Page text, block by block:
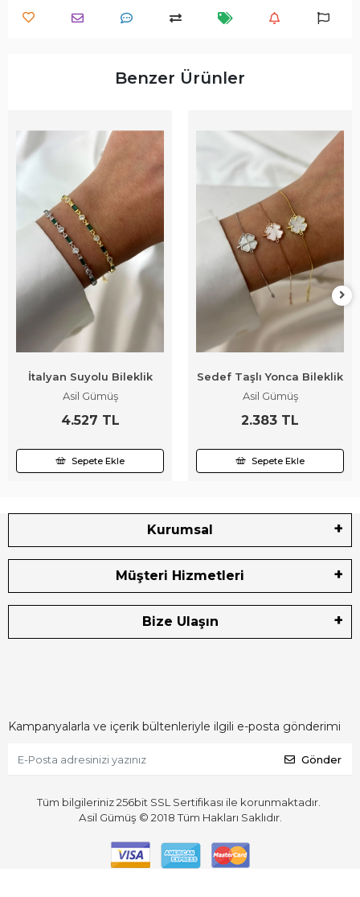
Benzer Ürünler
İtalyan Suyolu Bileklik
Asil Gümüş
4.527 TL
Sepete Ekle
Sedef Taşlı Yonca Bileklik
Asil Gümüş
2.383 TL
Sepete Ekle
Kurumsal
Müşteri Hizmetleri
Bize Ulaşın
Kampanyalarla ve içerik bültenleriyle ilgili e-posta gönderimi
Gönder
Tüm bilgileriniz 256bit SSL Sertifikası ile korunmaktadır.
Asil Gümüş © 2018Tüm Hakları Saklıdır.